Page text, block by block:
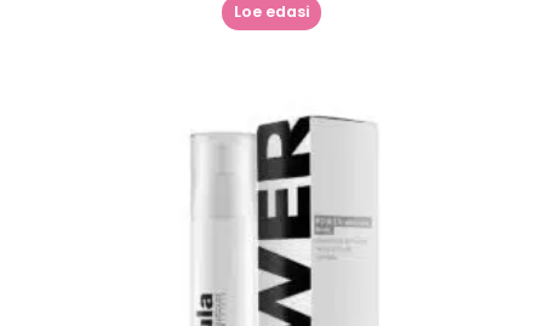
Loe edasi